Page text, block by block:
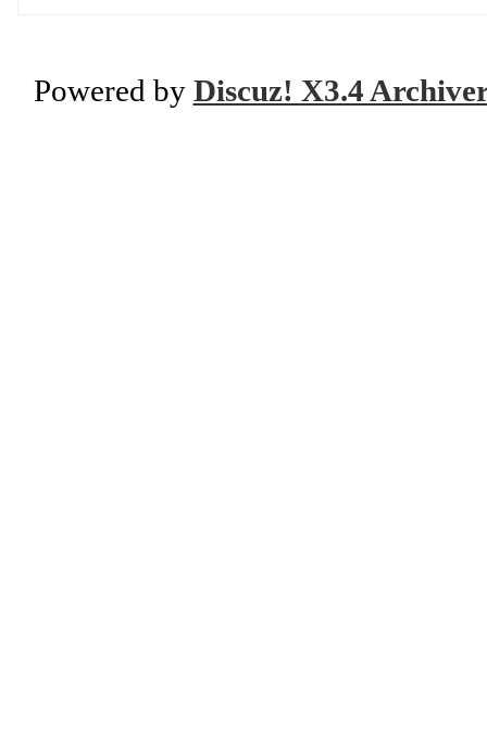
Powered by Discuz! X3.4